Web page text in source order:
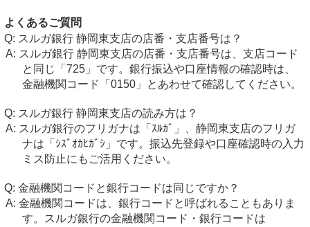
よくあるご質問
スルガ銀行 静岡東支店の店番・支店番号は？
スルガ銀行 静岡東支店の店番・支店番号は、支店コード
と同じ「725」です。銀行振込や口座情報の確認時は、
金融機関コード「0150」とあわせて確認してください。
スルガ銀行 静岡東支店の読み方は？
スルガ銀行のフリガナは「ｽﾙｶﾞ」、静岡東支店のフリガ
ナは「ｼｽﾞｵｶﾋｶﾞｼ」です。振込先登録や口座確認時の入力
ミス防止にもご活用ください。
金融機関コードと銀行コードは同じですか？
金融機関コードは、銀行コードと呼ばれることもありま
す。スルガ銀行の金融機関コード・銀行コードは